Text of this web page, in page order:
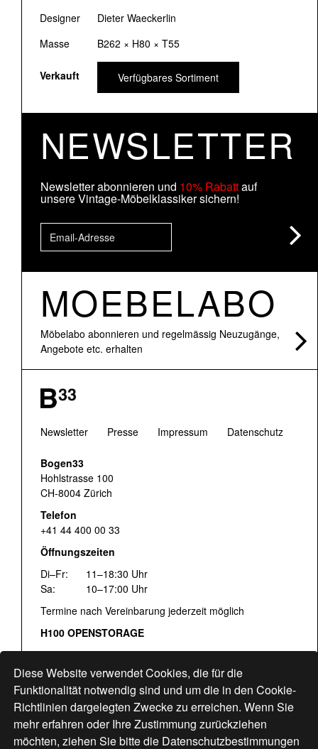
Diese Website verwendet Cookies, die für die
Funktionalität notwendig sind und um die in den Cookie-
Richtlinien dargelegten Zwecke zu erreichen. Wenn Sie
mehr erfahren oder Ihre Zustimmung zurückziehen
möchten, ziehen Sie bitte die Datenschutzbestimmungen
Designer
Dieter Waeckerlin
Masse
B262 × H80 × T55
Verkauft Verfügbares Sortiment
NEWSLETTER
Newsletter abonnieren und 10% Rabattauf
unsere Vintage-Möbelklassiker sichern!
MOEBELABO
Möbelabo abonnieren und regelmässig Neuzugänge,
Angebote etc. erhalten
Newsletter Presse Impressum Datenschutz
Bogen33
Hohlstrasse 100
CH-8004 Zürich
Telefon
+41 44 400 00 33
Öffnungszeiten
Di–Fr:
11–18:30 Uhr
Sa:
10–17:00 Uhr
Termine nach Vereinbarung jederzeit möglich
H100 OPENSTORAGE
Fr:
16:00–18:30 Uhr
Sa: 12:00–17:00 Uhr
Hohlstrasse 122
www.bogen33.ch